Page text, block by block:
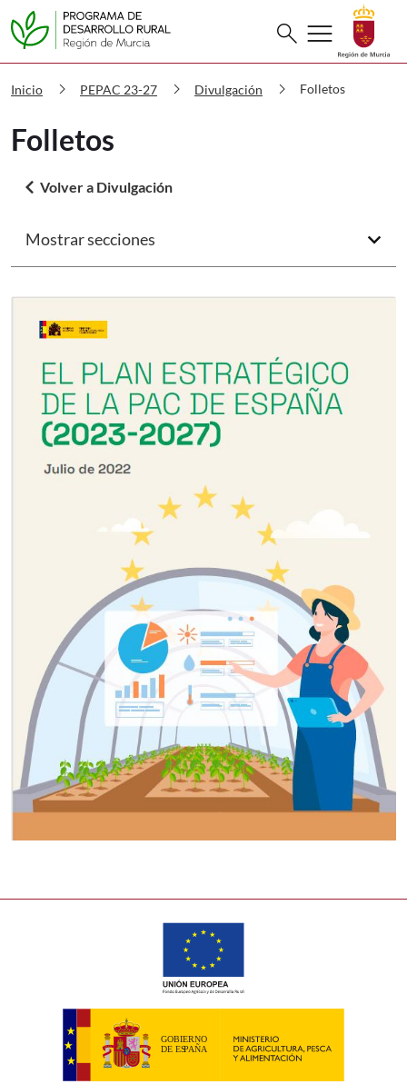
PDR Folletos Buscar
search menu
Inicio chevron_right PEPAC 23-27 chevron_right Divulgación chevron_right Folletos
Folletos
arrow_back_ios Volver a Divulgación
Mostrar secciones arrow_forward_ios